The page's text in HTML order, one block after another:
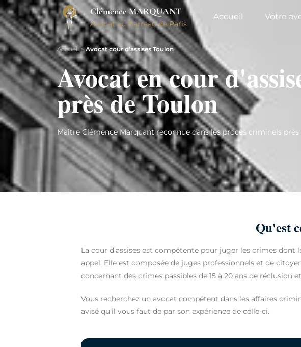
Clémence MARQUANT
Avocat au Barreau de Paris
Accueil Votre
Accueil>Avocat cour d’assises Toulon
Avocat en cour
près de Toulon
Maître Clémence Marquant reconnue dans les procès criminels près
Qu'est
La cour d’assises est compétente pour juger les crimes dont
appel. Elle est composée de juges professionnels et de
concernant des crimes passibles de 15 à 20 ans de réclusion
Vous recherchez un avocat compétent dans les affaires
avisé qu’il vous faut de par son expérience de celle-ci.